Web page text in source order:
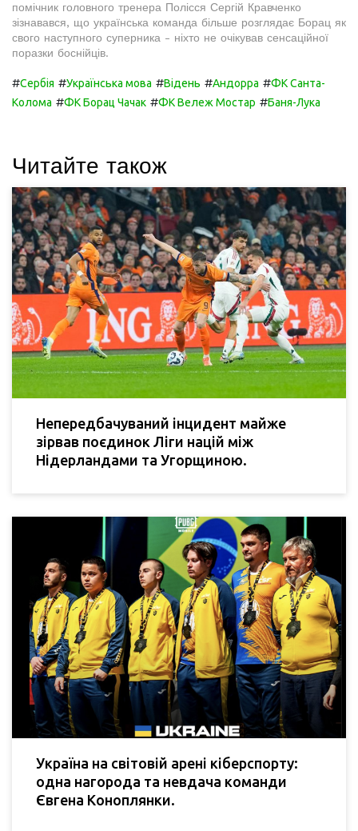
помічник головного тренера Полісся Сергій Кравченко
зізнавався, що українська команда більше розглядає Борац як
свого наступного суперника - ніхто не очікував сенсаційної
поразки боснійців.
#Сербія #Українська мова #Відень #Андорра #ФК Санта-
Колома #ФК Борац Чачак #ФК Вележ Мостар #Баня-Лука
Читайте також
Непередбачуваний інцидент майже
зірвав поєдинок Ліги націй між
Нідерландами та Угорщиною.
Україна на світовій арені кіберспорту:
одна нагорода та невдача команди
Євгена Коноплянки.